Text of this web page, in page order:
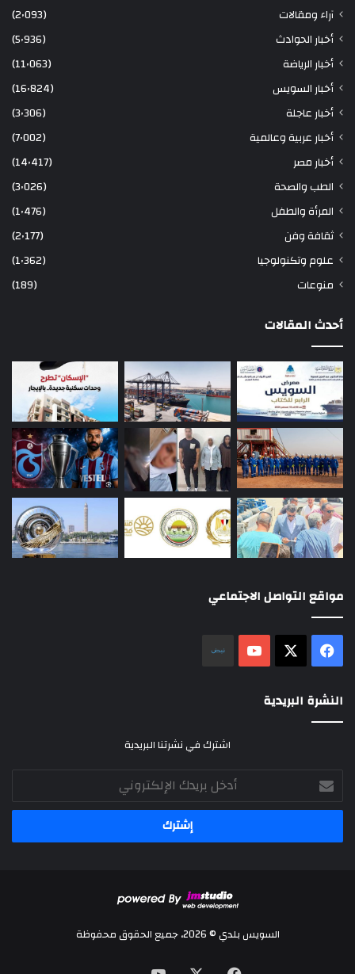
آراء ومقالات
(2٬093)
أخبار الحوادث
(5٬936)
أخبار الرياضة
(11٬063)
أخبار السويس
(16٬824)
أخبار عاجلة
(3٬306)
أخبار عربية وعالمية
(7٬002)
أخبار مصر
(14٬417)
الطب والصحة
(3٬026)
المرأة والطفل
(1٬476)
ثقافة وفن
(2٬177)
علوم وتكنولوجيا
(1٬362)
منوعات
(189)
أحدث المقالات
مواقع التواصل الاجتماعي
فيسبوك ‫YouTube
النشرة البريدية
اشترك في نشرتنا البريدية
أدخل
بريدك
الإلكتروني
السويس بلدي © 2026، جميع الحقوق محفوظة